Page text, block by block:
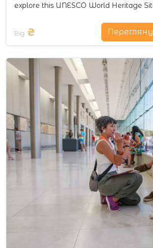
explore this UNESCO World Heritage
Від ₴